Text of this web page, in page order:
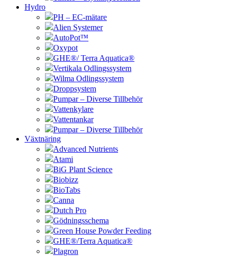
Hydro
PH – EC-mätare
Alien Systemer
AutoPot™
Oxypot
GHE®/ Terra Aquatica®
Vertikala Odlingssystem
Wilma Odlingssystem
Droppsystem
Pumpar – Diverse Tillbehör
Vattenkylare
Vattentankar
Pumpar – Diverse Tillbehör
Växtnäring
Advanced Nutrients
Atami
BiG Plant Science
Biobizz
BioTabs
Canna
Dutch Pro
Gödningsschema
Green House Powder Feeding
GHE®/Terra Aquatica®
Plagron